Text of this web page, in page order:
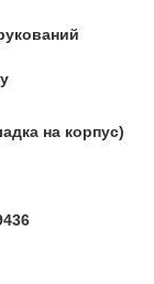
на корпус)